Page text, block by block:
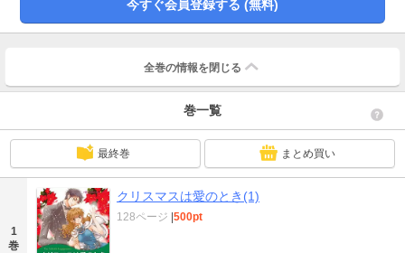
今すぐ会員登録する (無料)
全巻の情報を 閉じる
巻一覧
最終巻 まとめ買い
1
巻
クリスマスは愛のとき(1)
128ページ 500pt